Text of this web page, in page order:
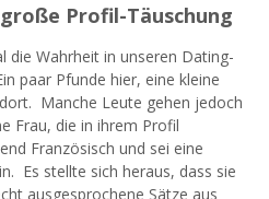
Profil-Täuschung
die Wahrheit in unseren Dating-
paar Pfunde hier, eine kleine
Manche Leute gehen jedoch
Frau, die in ihrem Profil
Französisch und sei eine
Es stellte sich heraus, dass sie
ausgesprochene Sätze aus